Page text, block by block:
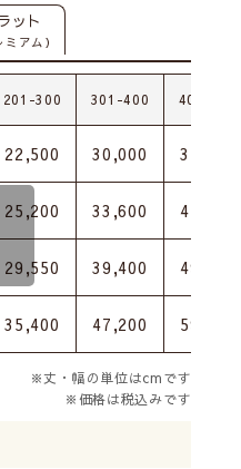
ット
ミアム）
201-300 301-400 401-500
22,500 30,000 37,500
25,200 33,600 42,000
29,550 39,400 49,250
35,400 47,200 59,000
※丈・幅の単位はcmです
※価格は税込みです